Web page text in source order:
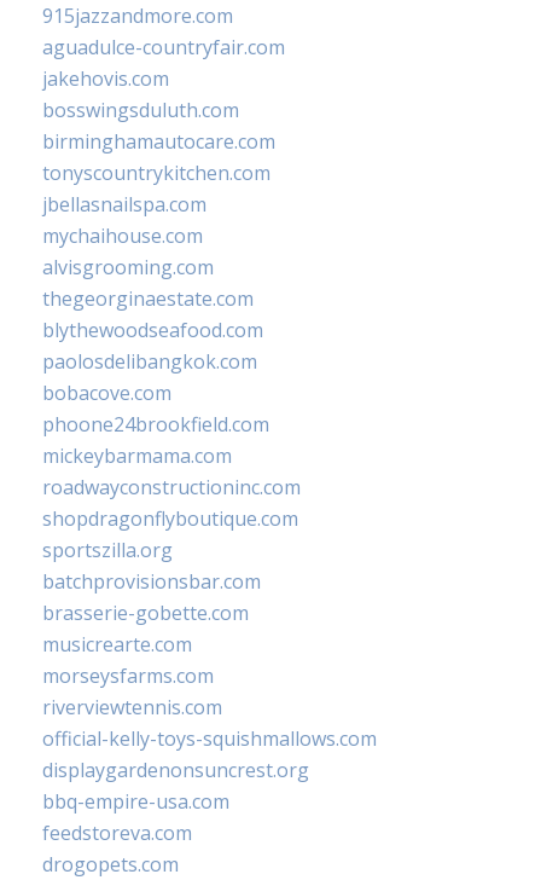
915jazzandmore.com
aguadulce-countryfair.com
jakehovis.com
bosswingsduluth.com
birminghamautocare.com
tonyscountrykitchen.com
jbellasnailspa.com
mychaihouse.com
alvisgrooming.com
thegeorginaestate.com
blythewoodseafood.com
paolosdelibangkok.com
bobacove.com
phoone24brookfield.com
mickeybarmama.com
roadwayconstructioninc.com
shopdragonflyboutique.com
sportszilla.org
batchprovisionsbar.com
brasserie-gobette.com
musicrearte.com
morseysfarms.com
riverviewtennis.com
official-kelly-toys-squishmallows.com
displaygardenonsuncrest.org
bbq-empire-usa.com
feedstoreva.com
drogopets.com